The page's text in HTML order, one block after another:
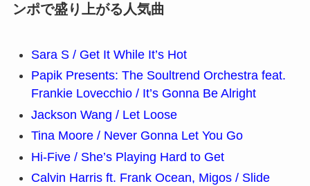
ンポで盛り上がる人気曲
Sara S / Get It While It’s Hot
Papik Presents: The Soultrend Orchestra feat.
Frankie Lovecchio / It’s Gonna Be Alright
Jackson Wang / Let Loose
Tina Moore / Never Gonna Let You Go
Hi-Five / She’s Playing Hard to Get
Calvin Harris ft. Frank Ocean, Migos / Slide